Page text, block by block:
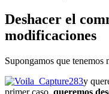
Deshacer el
modificaciones
Supongamos que tenemos
y
primer caso, queremos